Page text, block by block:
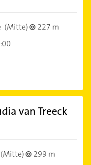
(Mitte)
227 m
van Treeck
(Mitte)
299 m